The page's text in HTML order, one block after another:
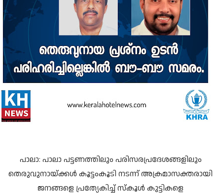
പാലാ: പാലാ പട്ടണത്തിലും പരിസരപ്രദേശങ്ങളിലും
തെരുവുനായ്ക്കള്‍ കൂട്ടംകൂടി നടന്ന് അക്രമാസക്തരായി
ജനങ്ങളെ പ്രത്യേകിച്ച് സ്‌കൂള്‍ കുട്ടികളെ